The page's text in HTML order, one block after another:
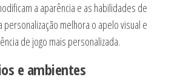
a aparência e as habilidades de
personalização melhora o apelo visual e
de jogo mais personalizada.
e ambientes